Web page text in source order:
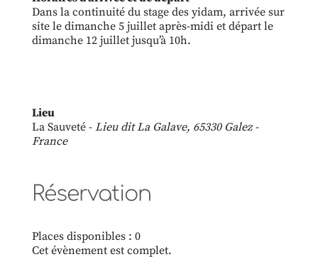
Dans la continuité du stage des yidam, arrivée sur
site le dimanche 5 juillet après-midi et départ le
dimanche 12 juillet jusqu’à 10h.
Lieu
La Sauveté - Lieu dit La Galave, 65330 Galez -
France
Réservation
Places disponibles : 0
Cet évènement est complet.